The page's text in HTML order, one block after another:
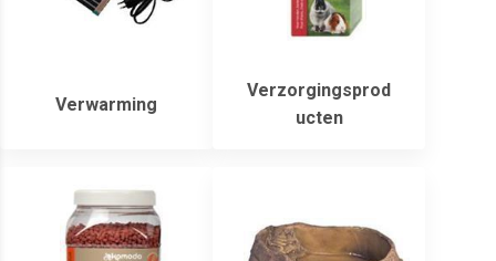
Verwarming
Verzorgingsprod
ucten